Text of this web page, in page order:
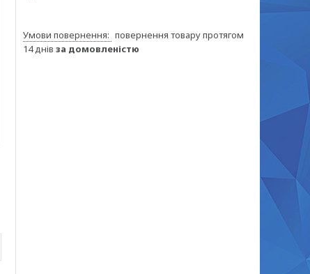
повернення товару протягом
14 днів за домовленістю